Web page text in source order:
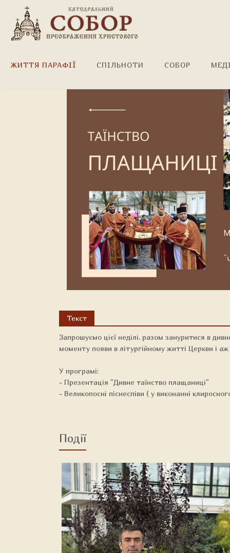
ЖИТТЯ ПАРАФІЇ СПІЛЬНОТИ СОБОР
Текст
Запрошуємо цієї неділі, разом зануритися в
моменту появи в літургійному житті Церкви і
У програмі:
- Презентація "Дивне таїнство плащаниці"
- Великопосні піснеспіви ( у виконанні
Події